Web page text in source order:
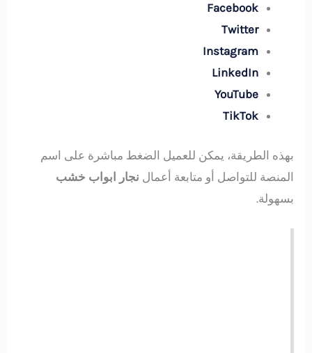
Facebook
Twitter
Instagram
LinkedIn
YouTube
TikTok
بهذه الطريقة، يمكن للعميل الضغط مباشرة على اسم
المنصة للتواصل أو متابعة أعمال نجار ابواب خشب
بسهولة.